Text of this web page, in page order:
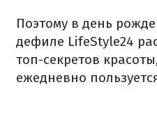
Поэтому в день
дефиле LifeStyle24
топ-секретов
ежедневно